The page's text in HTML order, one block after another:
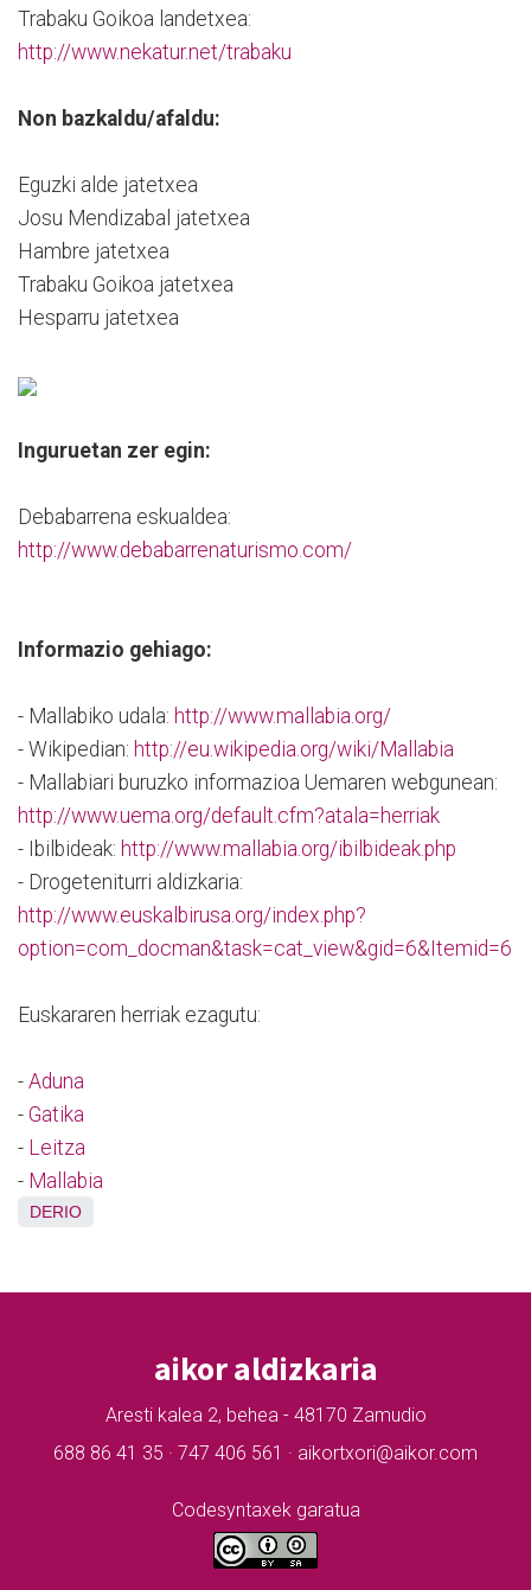
Trabaku Goikoa landetxea:
http://www.nekatur.net/trabaku
Non bazkaldu/afaldu:
Eguzki alde jatetxea
Josu Mendizabal jatetxea
Hambre jatetxea
Trabaku Goikoa jatetxea
Hesparru jatetxea
Inguruetan zer egin:
Debabarrena eskualdea:
http://www.debabarrenaturismo.com/
Informazio gehiago:
- Mallabiko udala: http://www.mallabia.org/
- Wikipedian: http://eu.wikipedia.org/wiki/Mallabia
- Mallabiari buruzko informazioa Uemaren webgunean:
http://www.uema.org/default.cfm?atala=herriak
- Ibilbideak: http://www.mallabia.org/ibilbideak.php
- Drogeteniturri aldizkaria:
http://www.euskalbirusa.org/index.php?
option=com_docman&task=cat_view&gid=6&Itemid=6
Euskararen herriak ezagutu:
- Aduna
- Gatika
- Leitza
- Mallabia
DERIO
aikor aldizkaria
Aresti kalea 2, behea - 48170 Zamudio
688 86 41 35 · 747 406 561 · aikortxori@aikor.com
Codesyntaxek garatua